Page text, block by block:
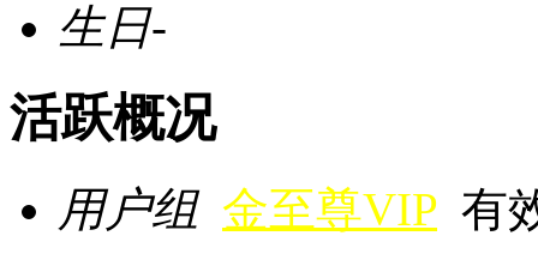
生日-
活跃概况
用户组 金至尊VIP 有